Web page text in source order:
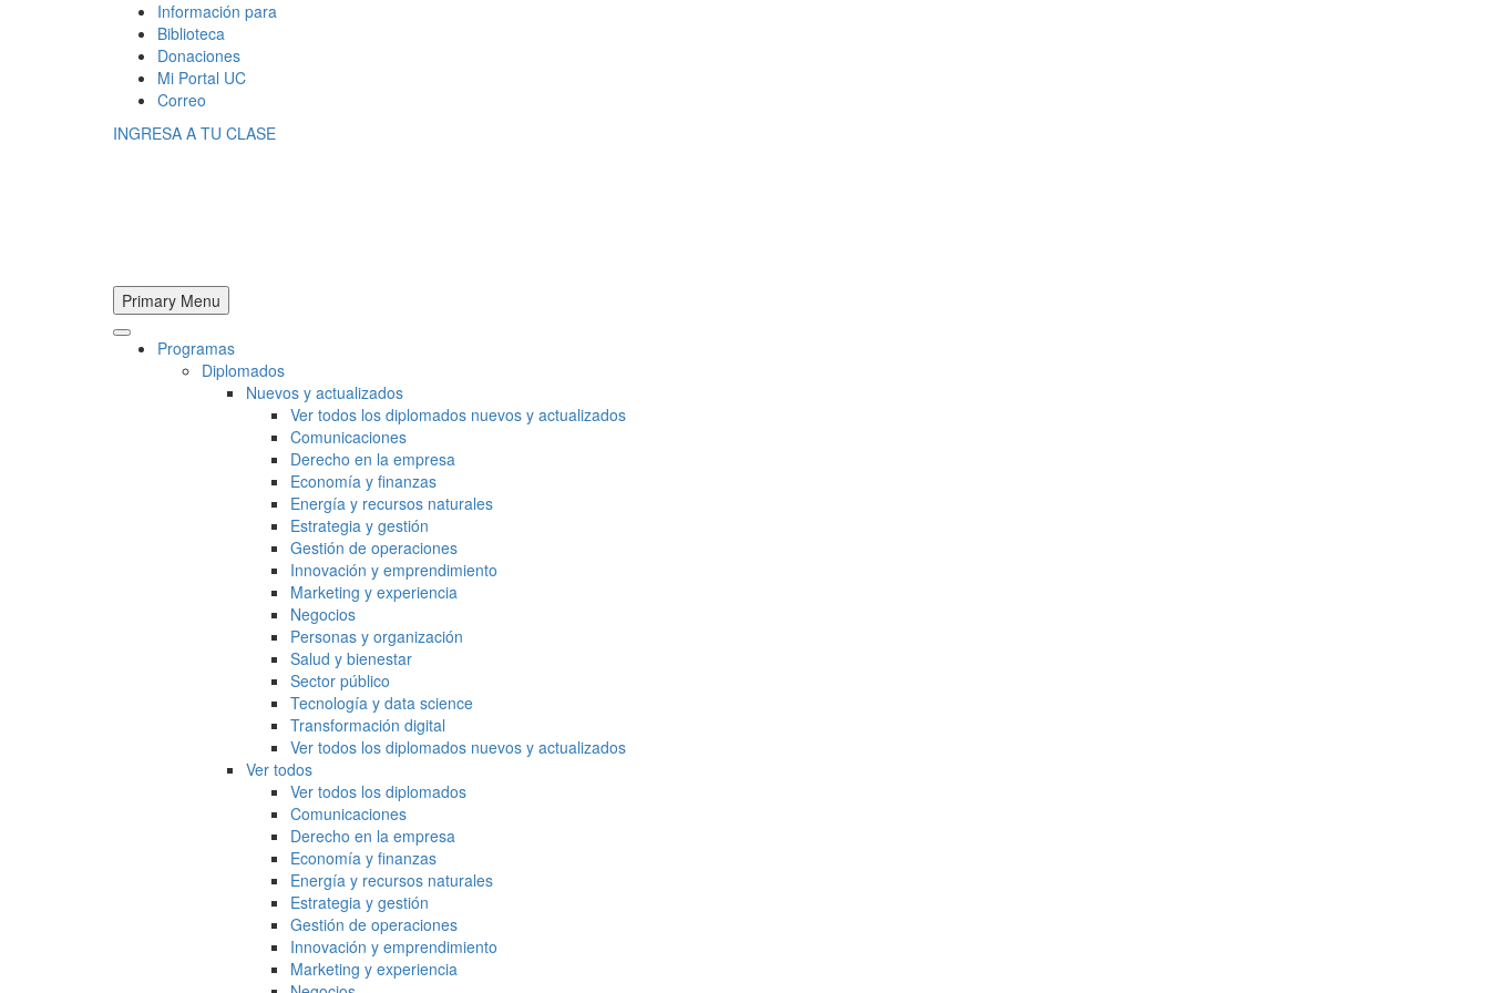
Información para
Biblioteca
Donaciones
Mi Portal UC
Correo
INGRESA A TU CLASE
Primary Menu
Programas
Diplomados
Nuevos y actualizados
Ver todos los diplomados nuevos y actualizados
Comunicaciones
Derecho en la empresa
Economía y finanzas
Energía y recursos naturales
Estrategia y gestión
Gestión de operaciones
Innovación y emprendimiento
Marketing y experiencia
Negocios
Personas y organización
Salud y bienestar
Sector público
Tecnología y data science
Transformación digital
Ver todos los diplomados nuevos y actualizados
Ver todos
Ver todos los diplomados
Comunicaciones
Derecho en la empresa
Economía y finanzas
Energía y recursos naturales
Estrategia y gestión
Gestión de operaciones
Innovación y emprendimiento
Marketing y experiencia